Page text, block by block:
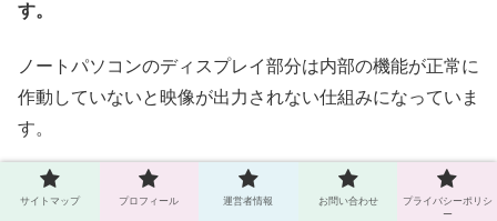
す。
ノートパソコンのディスプレイ部分は内部の機能が正常に
作動していないと映像が出力されない仕組みになっていま
す。
画面の不具合の原因を調べるには、ディスプレイを他のモ
おすす
サイトマップ プロフィール 運営者情報 お問い合わせ
プライバシーポリシ
ー